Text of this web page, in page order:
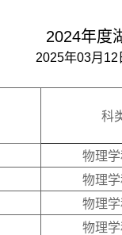
2024年度
2025年03月12
科
物理
物理
物理
物理